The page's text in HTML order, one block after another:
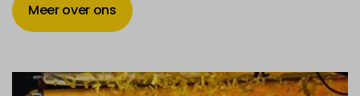
Meer over ons
Meer over ons